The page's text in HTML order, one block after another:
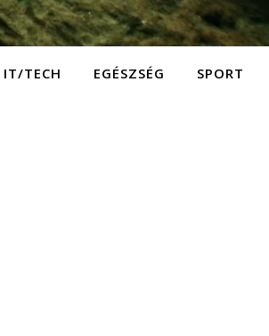
IT/TECH EGÉSZSÉG SPORT